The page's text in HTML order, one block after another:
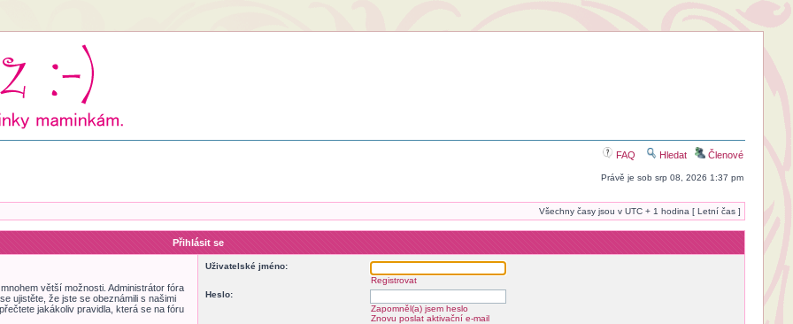
FAQ Hledat Členové
Právě je sob srp 08, 2026 1:37 pm
Všechny časy jsou v UTC + 1 hodina [ Letní čas ]
Přihlásit se
větší možnosti. Administrátor fóra
ujistěte, že jste se obeznámili s našimi
jakákoliv pravidla, která se na fóru
Uživatelské jméno:
Registrovat
Heslo:
Zapomněl(a) jsem heslo
Znovu poslat aktivační e-mail